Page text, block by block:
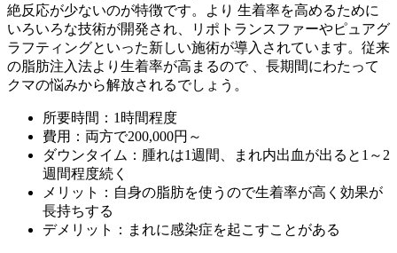
絶反応が少ないのが特徴です。より 生着率を高めるために
いろいろな技術が開発され、リポトランスファーやピュアグ
ラフティングといった新しい施術が導入されています。従来
の脂肪注入法より生着率が高まるので 、長期間にわたって
クマの悩みから解放されるでしょう。
所要時間：1時間程度
費用：両方で200,000円～
ダウンタイム：腫れは1週間、まれ内出血が出ると1～2
週間程度続く
メリット：自身の脂肪を使うので生着率が高く効果が
長持ちする
デメリット：まれに感染症を起こすことがある